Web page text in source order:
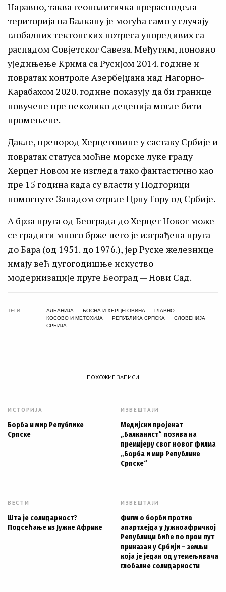
Наравно, таква геополитичка прерасподела
територија на Балкану је могућа само у случају
глобалних тектонских потреса упоредивих са
распадом Совјетског Савеза. Међутим, поновно
уједињење Крима са Русијом 2014. године и
повратак контроле Азербејџана над Нагорно-
Карабахом 2020. године показују да би границе
повучене пре неколико деценија могле бити
промењене.
Дакле, препород Херцеговине у саставу Србије и
повратак статуса моћне морске луке граду
Херцег Новом не изгледа тако фантастично као
пре 15 година када су власти у Подгорици
помогнуте Западом отргле Црну Гору од Србије.
А брза пруга од Београда до Херцег Новог може
се градити много брже него је изграђена пруга
до Бара (од 1951. до 1976.), јер Руске железнице
имају већ дугогодишње искуство
модернизације пруге Београд — Нови Сад.
ТЕГИ АЛБАНИЈА БОСНА И ХЕРЦЕГОВИНА
ГЛАВНО
КОСОВО И МЕТОХИЈА
РЕПУБЛИКА СРПСКА
СЛОВЕНИЈА
СРБИЈА
ПОХОЖИЕ ЗАПИСИ
ИСТОРИЈА
Борба и мир Републике
Српске
ИЗВЕШТАЈИ
Медијски пројекат
„Балканист“ позива на
премијеру свог новог филма
„Борба и мир Републике
Српске“
ВЕСТИ
Шта је солидарност?
Подсећање из Јужне Африке
ИЗВЕШТАЈИ
Филм о борби против
апартхејда у Јужноафричкој
Републици биће по први пут
приказан у Србији – земљи
која је један од утемељивача
глобалне солидарности